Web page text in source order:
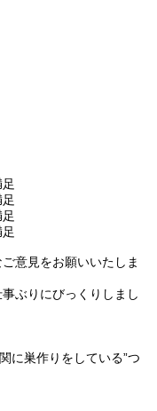
意見をお願いいたしま
ぶりにびっくりしまし
に巣作りをしている”つ